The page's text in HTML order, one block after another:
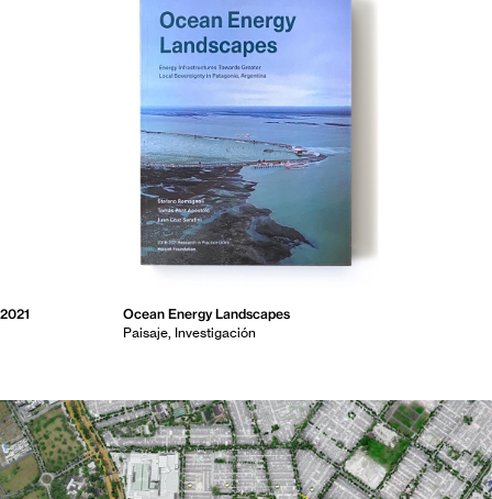
2021
Ocean Energy Landscapes
Paisaje Investigación